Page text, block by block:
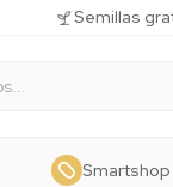
Semillas
Smartshop